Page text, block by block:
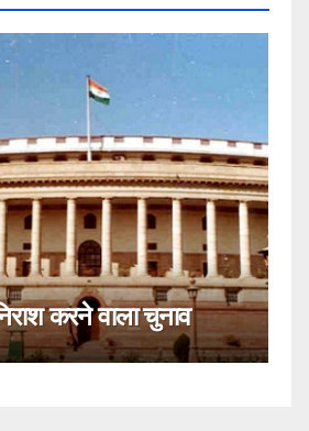
चुनाव
कहीं यह
नहीं!